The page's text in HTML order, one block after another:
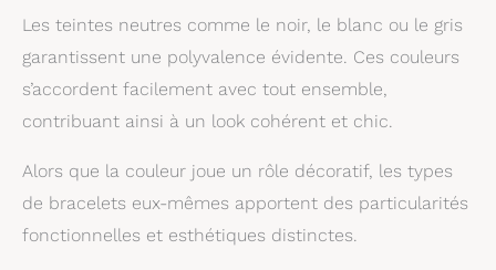
Les teintes neutres comme le noir, le blanc ou le gris
garantissent une polyvalence évidente. Ces couleurs
s’accordent facilement avec tout ensemble,
contribuant ainsi à un look cohérent et chic.
Alors que la couleur joue un rôle décoratif, les types
de bracelets eux-mêmes apportent des particularités
fonctionnelles et esthétiques distinctes.